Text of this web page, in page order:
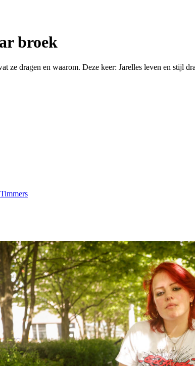
broek
ze dragen en waarom. Deze keer: Jarelles leven en stijl